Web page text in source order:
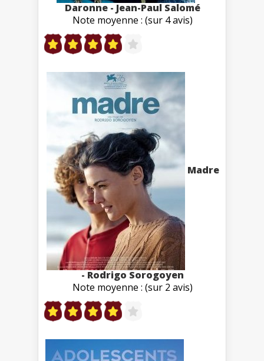
Daronne - Jean-Paul Salomé
Note moyenne : (sur 4 avis)
Madre
- Rodrigo Sorogoyen
Note moyenne : (sur 2 avis)